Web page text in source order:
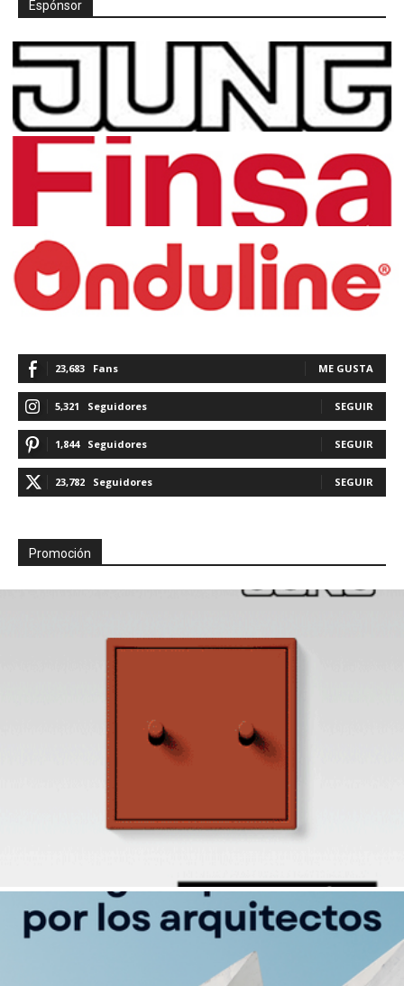
Espónsor
23,683 Fans ME GUSTA
5,321 Seguidores SEGUIR
1,844 Seguidores SEGUIR
23,782 Seguidores SEGUIR
Promoción